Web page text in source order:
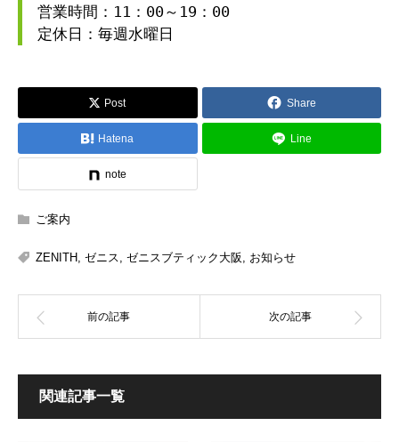
営業時間：11：00～19：00
定休日：毎週水曜日
Post Share
Hatena Line
note
ご案内
ZENITH, ゼニス, ゼニスブティック大阪, お知らせ
関連記事一覧